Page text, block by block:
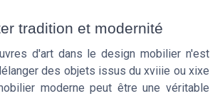
tradition et modernité
d'art dans le design mobilier n'est
des objets issus du xviiie ou xixe
moderne peut être une véritable